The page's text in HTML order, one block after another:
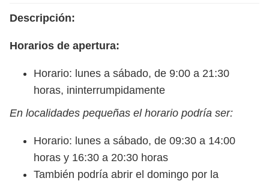
Descripción:
Horarios de apertura:
Horario: lunes a sábado, de 9:00 a 21:30
horas, ininterrumpidamente
En localidades pequeñas el horario podría ser:
Horario: lunes a sábado, de 09:30 a 14:00
horas y 16:30 a 20:30 horas
También podría abrir el domingo por la